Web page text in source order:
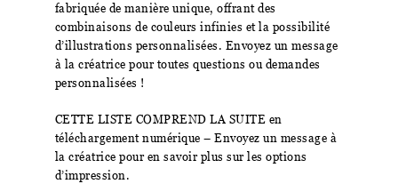
fabriquée de manière unique, offrant des
combinaisons de couleurs infinies et la possibilité
d’illustrations personnalisées. Envoyez un message
à la créatrice pour toutes questions ou demandes
personnalisées !
CETTE LISTE COMPREND LA SUITE en
téléchargement numérique – Envoyez un message à
la créatrice pour en savoir plus sur les options
d’impression.